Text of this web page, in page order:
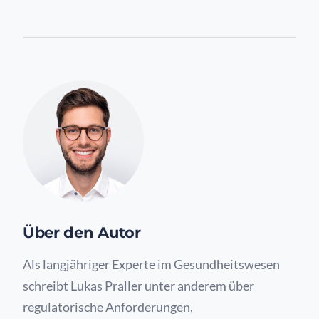
Über den Autor
Als langjähriger Experte im Gesundheitswesen
schreibt Lukas Praller unter anderem über
regulatorische Anforderungen,